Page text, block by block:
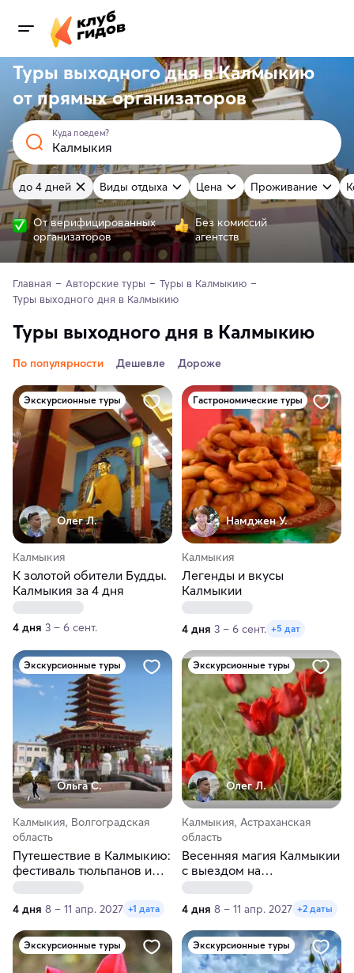
Туры выходного дня в Калмыкию
отпрямыхорганизаторов
Куда поедем?
до 4 дней Виды отдыха Цена Проживание
От верифицированных
организаторов
Без комиссий
агентств
Главная Авторские туры
Туры в Калмыкию
Туры выходного дня в Калмыкию
Туры выходного дня в Калмыкию
По популярности Дешевле Дороже
Экскурсионные туры
Олег Л.
Калмыкия
К золотой обители Будды.
Калмыкия за 4 дня
4 дня 3 – 6 сент.
Гастрономические туры
Намджен У.
Калмыкия
Легенды и вкусы
Калмыкии
4 дня 3 – 6 сент. +5 дат
Экскурсионные туры
Ольга С.
Калмыкия, Волгоградская
область
Путешествие в Калмыкию:
фестиваль тюльпанов и
кочевой колорит
4 дня 8 – 11 апр. 2027 +1 дата
Экскурсионные туры
Олег Л.
Калмыкия, Астраханская
область
Весенняя магия Калмыкии
с выездом на
тюльпановые поля
4 дня 8 – 11 апр. 2027 +2 даты
Экскурсионные туры Экскурсионные туры